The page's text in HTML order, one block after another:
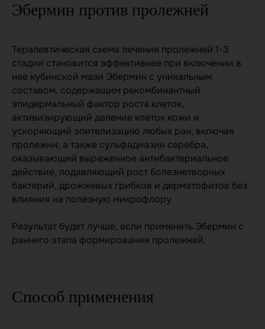
Эбермин против пролежней
Терапевтическая схема лечения пролежней 1-3
стадии становится эффективнее при включении в
нее кубинской мази Эбермин с уникальным
составом, содержащим рекомбинантный
эпидермальный фактор роста клеток,
активизирующий деление клеток кожи и
ускоряющий эпителизацию любых ран, включая
пролежни; а также сульфадиазин серебра,
оказывающий выраженное антибактериальное
действие, подавляющий рост болезнетворных
бактерий, дрожжевых грибков и дерматофитов без
влияния на полезную микрофлору
Результат будет лучше, если применять Эбермин с
раннего этапа формирования пролежней.
Способ применения
Специалистам
Контакты
О препарате
Сферы применения Контрафакт
О производителе
Покупателям
Где купить?
Партнеры
Благотворительность
Контакты
Новости
Документация